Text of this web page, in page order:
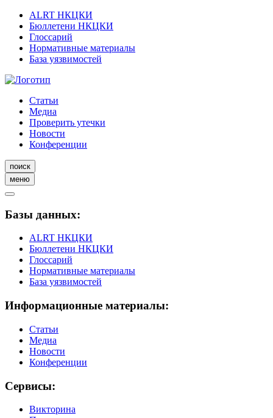
ALRT НКЦКИ
Бюллетени НКЦКИ
Глоссарий
Нормативные материалы
База уязвимостей
Статьи
Медиа
Проверить утечки
Новости
Конференции
поиск
меню
Базы данных:
ALRT НКЦКИ
Бюллетени НКЦКИ
Глоссарий
Нормативные материалы
База уязвимостей
Информационные материалы:
Статьи
Медиа
Новости
Конференции
Сервисы:
Викторина